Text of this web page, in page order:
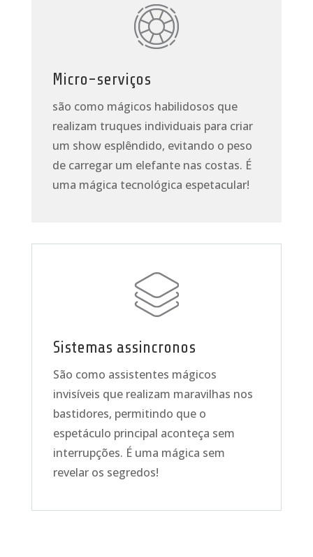
Micro-serviços
são como mágicos habilidosos que
realizam truques individuais para criar
um show esplêndido, evitando o peso
de carregar um elefante nas costas. É
uma mágica tecnológica espetacular!
Sistemas assincronos
São como assistentes mágicos
invisíveis que realizam maravilhas nos
bastidores, permitindo que o
espetáculo principal aconteça sem
interrupções. É uma mágica sem
revelar os segredos!